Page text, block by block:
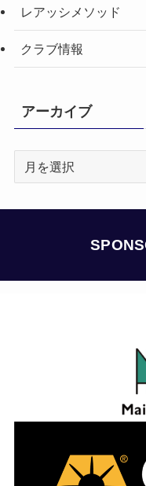
レアッシメソッド
クラブ情報
アーカイブ